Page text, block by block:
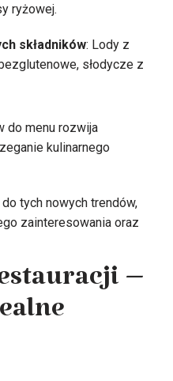
ryżowej.
składników: Lody z
słodycze z
do menu rozwija
kulinarnego
tych nowych trendów,
zainteresowania oraz
–